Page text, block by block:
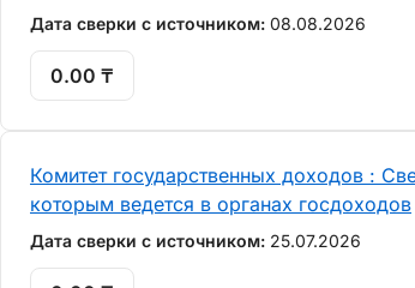
Дата сверки с источником: 08.08.2026
0.00 ₸
Комитет государственных доходов :
которым ведется в органах госдоходов
Дата сверки с источником: 25.07.2026